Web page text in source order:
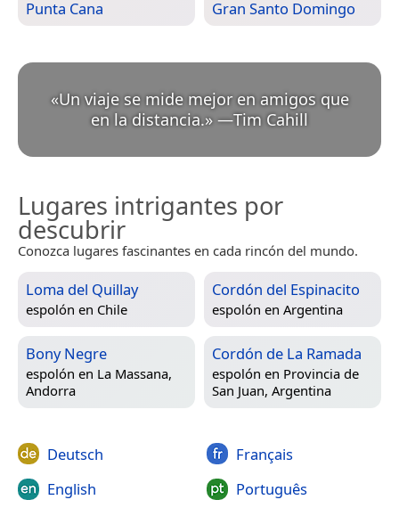
Punta Cana Gran Santo Domingo
«Un viaje se mide mejor en amigos que
en la distancia.» —Tim Cahill
Lugares intrigantes por
descubrir
Conozca lugares fascinantes en cada rincón del mundo.
Loma del Quillay
espolón en Chile
Cordón del Espinacito
espolón en Argentina
Bony Negre
espolón en La Massana,
Andorra
Cordón de La Ramada
espolón en Provincia de
San Juan, Argentina
Deutsch
English
Français
Português